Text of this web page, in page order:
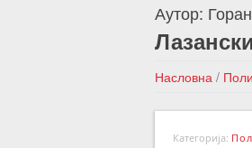
Аутор:
Насловна /
Категорија: